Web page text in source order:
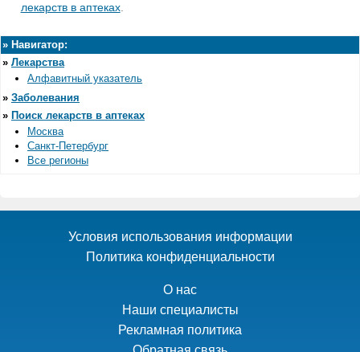
лекарств в аптеках.
» Навигатор:
» Лекарства
Алфавитный указатель
» Заболевания
» Поиск лекарств в аптеках
Москва
Санкт-Петербург
Все регионы
Условия использования информации
Политика конфиденциальности
О нас
Наши специалисты
Рекламная политика